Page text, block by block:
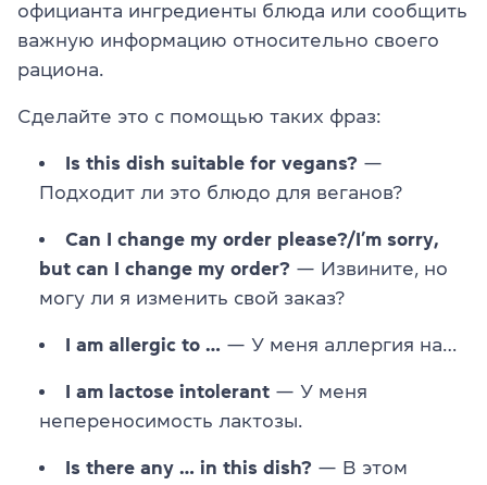
официанта ингредиенты блюда или сообщить
важную информацию относительно своего
рациона.
Сделайте это с помощью таких фраз:
Is this dish suitable for vegans? —
Подходит ли это блюдо для веганов?
Can I change my order please?/I’m sorry,
but can I change my order? — Извините, но
могу ли я изменить свой заказ?
I am allergic to … — У меня аллергия на…
I am lactose intolerant — У меня
непереносимость лактозы.
Is there any … in this dish? — В этом